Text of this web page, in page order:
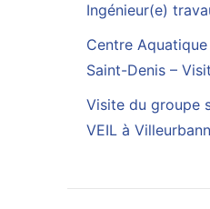
Ingénieur(e)
Centre
Saint-Denis –
Visite du groupe
VEIL à